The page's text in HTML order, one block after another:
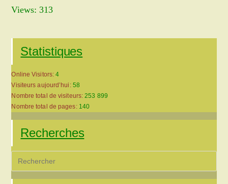
Views: 313
Statistiques
Online Visitors:4
Visiteurs aujourd’hui: 58
Nombre total de visiteurs:253 899
Nombre total de pages: 140
Recherches